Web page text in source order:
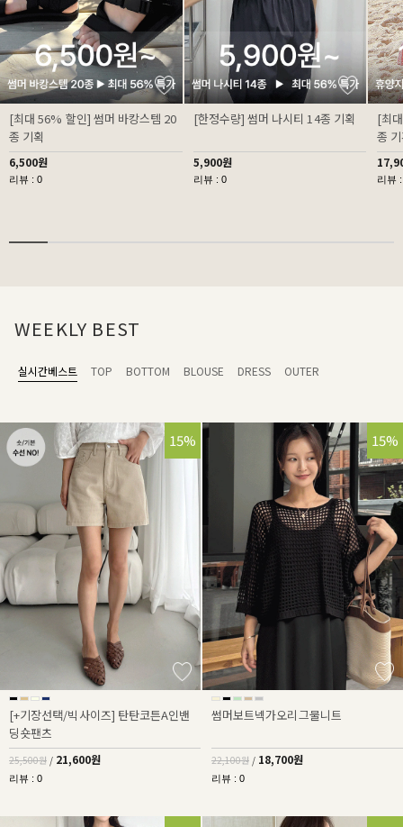
[최대 56% 할인] 썸머 바캉스템 20
종 기획
6,500원
리뷰 : 0
[한정수량] 썸머 나시티 14종 기획
5,900원
리뷰 : 0
[최
종
리뷰
WEEKLY BEST
실시간베스트 TOP BOTTOM BLOUSE DRESS OUTER
15%
[+기장선택/빅사이즈] 탄탄코튼A인밴
딩숏팬츠
25,500원 / 21,600원
리뷰 : 0
15%
썸머보트넥가오리그물니트
22,100원 / 18,700원
리뷰 : 0